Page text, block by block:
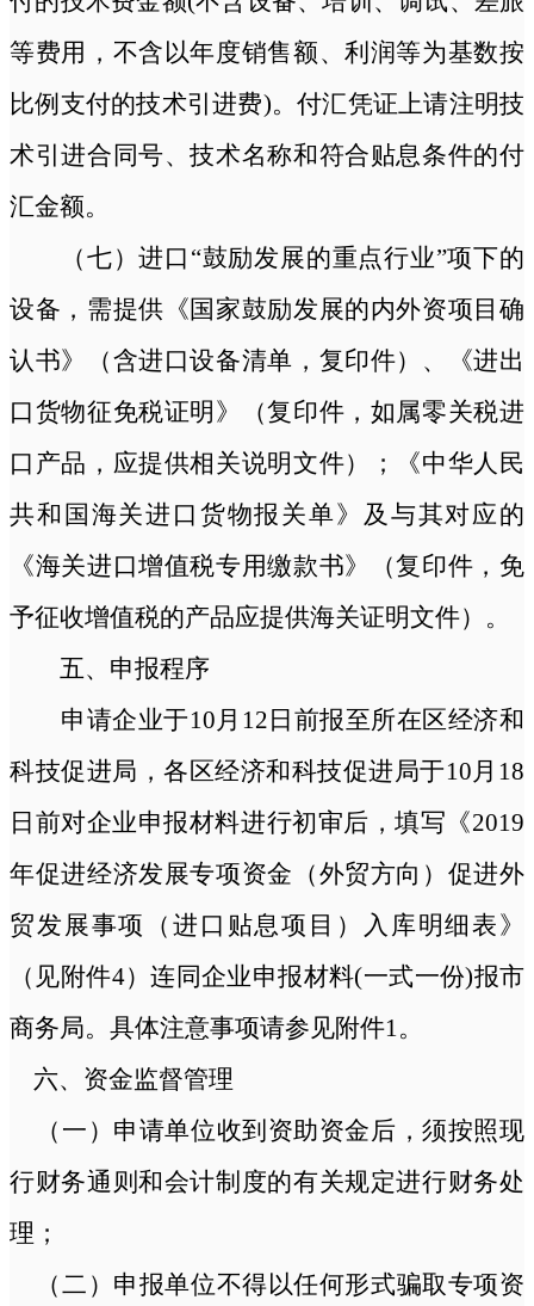
等费用，不含以年度销售额、利润等为基数按
比例支付的技术引进费)。付汇凭证上请注明技
术引进合同号、技术名称和符合贴息条件的付
汇金额。
（七）进口 “鼓励发展的重点行业”项下的
设备，需提供《国家鼓励发展的内外资项目确
认书》（含进口设备清单，复印件）、《进出
口货物征免税证明》（复印件，如属零关税进
口产品，应提供相关说明文件）；《中华人民
共和国海关进口货物报关单》及与其对应的
《海关进口增值税专用缴款书》（复印件，免
予征收增值税的产品应提供海关证明文件）。
五、申报程序
申请企业于10月12日前报至所在区经济和
科技促进局，各区经济和科技促进局于10月18
日前对企业申报材料进行初审后，填写《2019
年促进经济发展专项资金（外贸方向）促进外
贸发展事项（进口贴息项目）入库明细表》
（见附件4）连同企业申报材料(一式一份)报市
商务局。具体注意事项请参见附件1。
六、资金监督管理
（一）申请单位收到资助资金后，须按照现
行财务通则和会计制度的有关规定进行财务处
理；
（二）申报单位不得以任何形式骗取专项资